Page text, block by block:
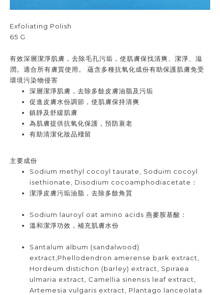
Exfoliating Polish
65 G
有效深層潔淨肌膚，去除毛孔污垢，使肌膚保找清爽、潔淨、滋
潤。適合所有膚質使用。 蘊含多種抗氧化成份有助保護肌膚免受
環境污染物侵害
深層潔淨肌膚，去除多餘皮膚油脂及污垢
促進皮膚水份調節，使肌膚保持清爽
鎮靜及舒緩肌膚
為肌膚提供抗氧化保護，預防衰老
有助清潔化妝品殘留
主要成份
Sodium methyl cocoyl taurate, Soduim cocoyl
isethionate, Disodium cocoamphodiacetate：
潔淨皮膚污垢油脂，去除多餘角質
Sodium lauroyl oat amino acids 燕麥胺基酸：
溫和潔淨功效，補充肌膚水份
Santalum album (sandalwood)
extract,Phellodendron amerense bark extract,
Hordeum distichon (barley) extract, Spiraea
ulmaria extract, Camellia sinensis leaf extract,
Artemesia vulgaris extract, Plantago lanceolata